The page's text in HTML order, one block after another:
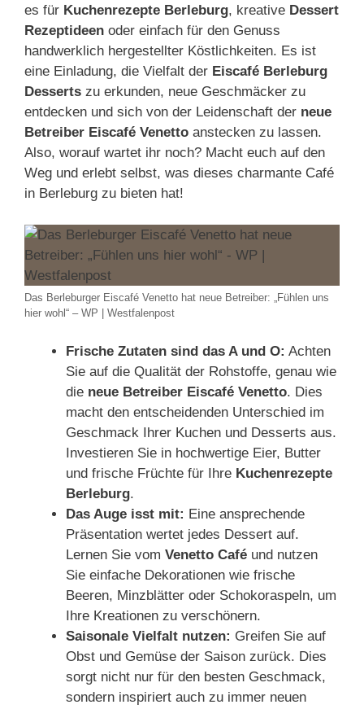
es für Kuchenrezepte Berleburg, kreative Dessert
Rezeptideen oder einfach für den Genuss
handwerklich hergestellter Köstlichkeiten. Es ist
eine Einladung, die Vielfalt der Eiscafé Berleburg
Desserts zu erkunden, neue Geschmäcker zu
entdecken und sich von der Leidenschaft der neue
Betreiber Eiscafé Venetto anstecken zu lassen.
Also, worauf wartet ihr noch? Macht euch auf den
Weg und erlebt selbst, was dieses charmante Café
in Berleburg zu bieten hat!
Das Berleburger Eiscafé Venetto hat neue Betreiber: „Fühlen uns
hier wohl“ – WP | Westfalenpost
Frische Zutaten sind das A und O: Achten
Sie auf die Qualität der Rohstoffe, genau wie
die neue Betreiber Eiscafé Venetto. Dies
macht den entscheidenden Unterschied im
Geschmack Ihrer Kuchen und Desserts aus.
Investieren Sie in hochwertige Eier, Butter
und frische Früchte für Ihre Kuchenrezepte
Berleburg.
Das Auge isst mit: Eine ansprechende
Präsentation wertet jedes Dessert auf.
Lernen Sie vom Venetto Café und nutzen
Sie einfache Dekorationen wie frische
Beeren, Minzblätter oder Schokoraspeln, um
Ihre Kreationen zu verschönern.
Saisonale Vielfalt nutzen: Greifen Sie auf
Obst und Gemüse der Saison zurück. Dies
sorgt nicht nur für den besten Geschmack,
sondern inspiriert auch zu immer neuen